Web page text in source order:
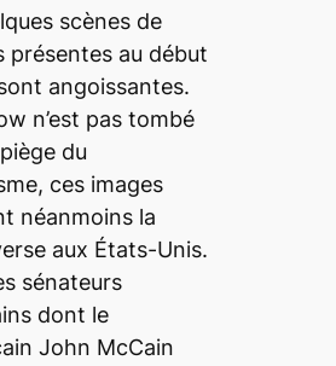
scènes de
présentes au début
angoissantes.
n’est pas tombé
du
ces images
néanmoins la
aux États-Unis.
sénateurs
dont le
John McCain